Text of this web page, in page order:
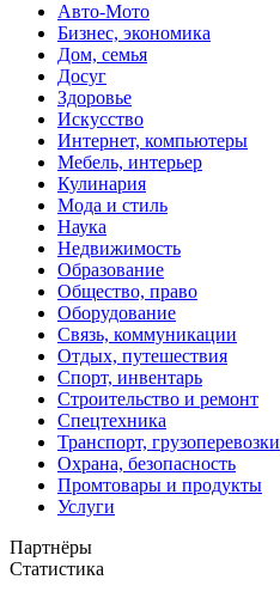
Авто-Мото
Бизнес, экономика
Дом, семья
Досуг
Здоровье
Искусство
Интернет, компьютеры
Мебель, интерьер
Кулинария
Мода и стиль
Наука
Недвижимость
Образование
Общество, право
Оборудование
Связь, коммуникации
Отдых, путешествия
Спорт, инвентарь
Строительство и ремонт
Спецтехника
Транспорт, грузоперевозки
Охрана, безопасность
Промтовары и продукты
Услуги
Партнёры
Статистика